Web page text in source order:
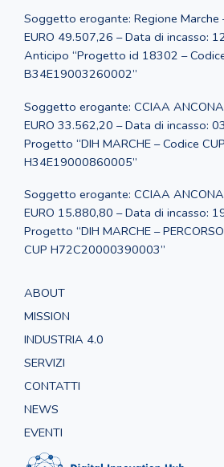
Soggetto erogante: Regione Marche
EURO 49.507,26 – Data di incasso:
Anticipo “Progetto id 18302 –
B34E19003260002”
Soggetto erogante: CCIAA
EURO 33.562,20 – Data di incasso:
Progetto “DIH MARCHE – Codice CUP
H34E19000860005”
Soggetto erogante: CCIAA
EURO 15.880,80 – Data di incasso:
Progetto “DIH MARCHE –
CUP H72C20000390003”
ABOUT
MISSION
INDUSTRIA 4.0
SERVIZI
CONTATTI
NEWS
EVENTI